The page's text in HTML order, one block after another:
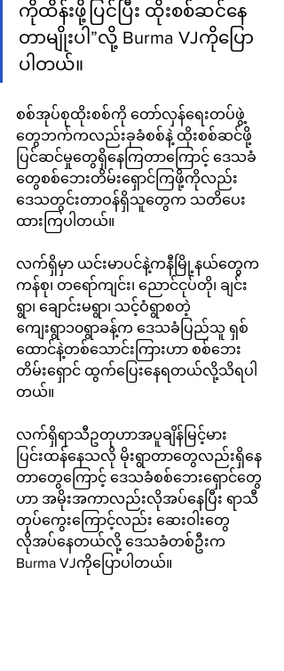
ကိုထိန်းဖို့ပြင်ပြီး ထိုးစစ်ဆင်နေ
တာမျိုးပါ”လို့ Burma VJကိုပြော
ပါတယ်။
စစ်အုပ်စုထိုးစစ်ကို တော်လှန်ရေးတပ်ဖွဲ့
တွေဘက်ကလည်းခုခံစစ်နဲ့ ထိုးစစ်ဆင်ဖို့
ပြင်ဆင်မှုတွေရှိနေကြတာကြောင့် ဒေသခံ
တွေစစ်ဘေးတိမ်းရှောင်ကြဖို့ကိုလည်း
ဒေသတွင်းတာဝန်ရှိသူတွေက သတိပေး
ထားကြပါတယ်။
လက်ရှိမှာ ယင်းမာပင်နဲ့ကနီမြို့နယ်တွေက
ကန်စု၊ တရော်ကျင်း၊ ညောင်ငုပ်တို၊ ချင်း
ရွာ၊ ချောင်းမရွာ၊ သင့်ဝံရွာစတဲ့
ကျေးရွာ၁၀ရွာခန့်က ဒေသခံပြည်သူ ရှစ်
ထောင်နဲ့တစ်သောင်းကြားဟာ စစ်ဘေး
တိမ်းရှောင် ထွက်ပြေးနေရတယ်လို့သိရပါ
တယ်။
လက်ရှိရာသီဥတုဟာအပူချိန်မြင့်မား
ပြင်းထန်နေသလို မိုးရွာတာတွေလည်းရှိနေ
တာတွေကြောင့် ဒေသခံစစ်ဘေးရှောင်တွေ
ဟာ အမိုးအကာလည်းလိုအပ်နေပြီး ရာသီ
တုပ်ကွေးကြောင့်လည်း ဆေးဝါးတွေ
လိုအပ်နေတယ်လို့ ဒေသခံတစ်ဦးက
Burma VJကိုပြောပါတယ်။